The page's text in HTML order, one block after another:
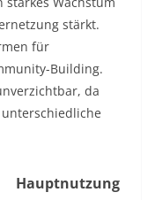
stärkt.
für
Building.
da
Hauptnutzung